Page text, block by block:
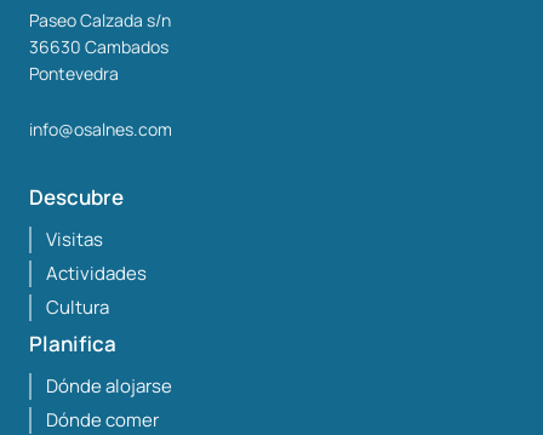
Paseo Calzada s/n
36630 Cambados
Pontevedra
info@osalnes.com
Descubre
Visitas
Actividades
Cultura
Planifica
Dónde alojarse
Dónde comer